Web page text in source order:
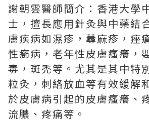
謝朝雲醫師簡介：香港大學
士，擅長應用針灸與中藥結
膚疾病如濕疹，蕁麻疹，痤
性癤病，老年性皮膚瘙癢，
毒，斑禿等。尤其是其中特
粒灸，刺絡放血等有效緩解
於皮膚病引起的皮膚瘙癢、
流膿、疼痛等。